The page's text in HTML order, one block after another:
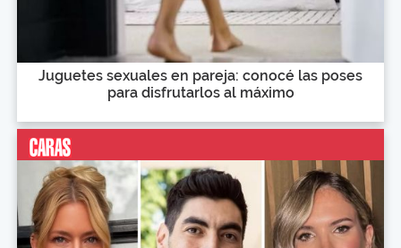
Juguetes sexuales en pareja: conocé las poses
para disfrutarlos al máximo